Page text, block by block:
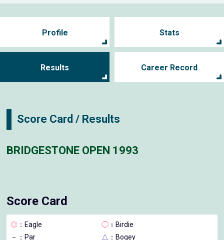
Profile Stats
Results Career Record
Score Card / Results
BRIDGESTONE OPEN 1993
Score Card
◎ ：Eagle ◯ ：Birdie
－
：Par △ ：Bogey